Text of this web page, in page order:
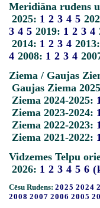
Meridiāna rudens
2025: 1 2 3 4 5
3 4 5 2019: 1 2 3 4
2014: 1 2 3 4 2013:
4 2008: 1 2 3 4
Ziema / Gaujas
Gaujas Ziema
Ziema 2024-2025:
Ziema 2023-2024:
Ziema 2022-2023:
Ziema 2021-2022:
Vidzemes Telpu
2026: 1 2 3 4 5 6
Cēsu Rudens: 2025 2024
2008 2007 2006 2005